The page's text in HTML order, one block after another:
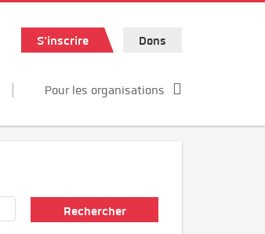
S'inscrire Dons
Pour les organisations